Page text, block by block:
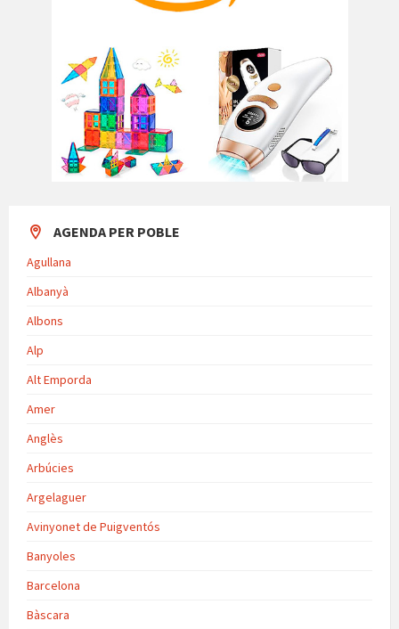
AGENDA PER POBLE
Agullana
Albanyà
Albons
Alp
Alt Emporda
Amer
Anglès
Arbúcies
Argelaguer
Avinyonet de Puigventós
Banyoles
Barcelona
Bàscara